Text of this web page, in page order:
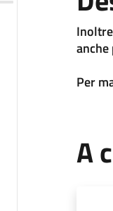
Per
A